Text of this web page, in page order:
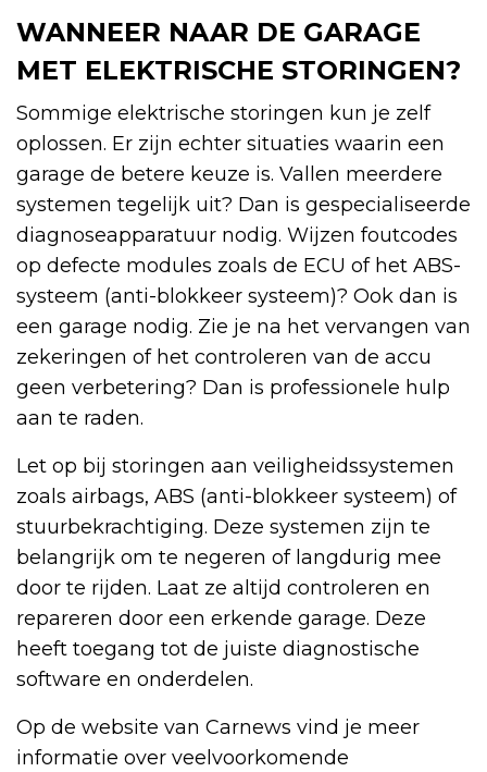
WANNEER NAAR DE GARAGE
MET ELEKTRISCHE STORINGEN?
Sommige elektrische storingen kun je zelf
oplossen. Er zijn echter situaties waarin een
garage de betere keuze is. Vallen meerdere
systemen tegelijk uit? Dan is gespecialiseerde
diagnoseapparatuur nodig. Wijzen foutcodes
op defecte modules zoals de ECU of het ABS-
systeem (anti-blokkeer systeem)? Ook dan is
een garage nodig. Zie je na het vervangen van
zekeringen of het controleren van de accu
geen verbetering? Dan is professionele hulp
aan te raden.
Let op bij storingen aan veiligheidssystemen
zoals airbags, ABS (anti-blokkeer systeem) of
stuurbekrachtiging. Deze systemen zijn te
belangrijk om te negeren of langdurig mee
door te rijden. Laat ze altijd controleren en
repareren door een erkende garage. Deze
heeft toegang tot de juiste diagnostische
software en onderdelen.
Op de website van Carnews vind je meer
informatie over veelvoorkomende